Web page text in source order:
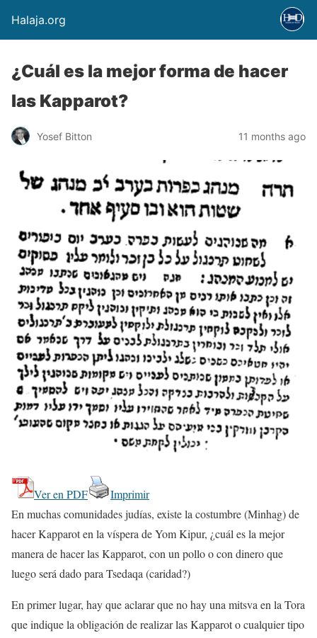
Halaja.org
¿Cuál es la mejor forma de hacer
las Kapparot?
Yosef Bitton 11 months ago
Ver en PDF
Imprimir
En muchas comunidades judías, existe la costumbre (Minhag) de
hacer Kapparot en la víspera de Yom Kipur, ¿cuál es la mejor
manera de hacer las Kapparot, con un pollo o con dinero que
luego será dado para Tsedaqa (caridad?)
En primer lugar, hay que aclarar que no hay una mitsva en la Tora
que indique la obligación de realizar las Kapparot o cualquier tipo